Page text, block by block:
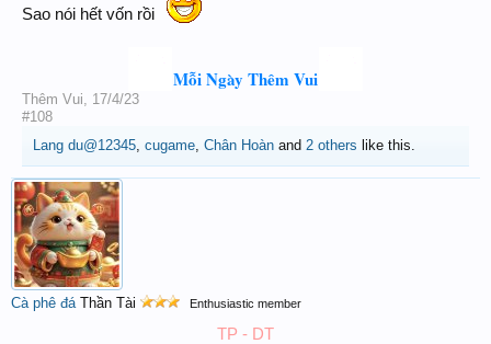
Sao nói hết vốn rồi
Mỗi Ngày Thêm Vui
Thêm Vui
17/4/23
#108
Lang du@12345 cugame Chân Hoàn and 2 others like this.
Cà phê đá Thần Tài Enthusiastic member
TP - DT